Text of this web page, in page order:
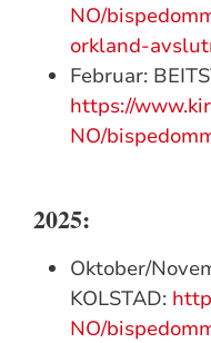
NO/
orkland-
Februar:
https://
NO/
2025:
Oktober/
KOLSTAD:
NO/